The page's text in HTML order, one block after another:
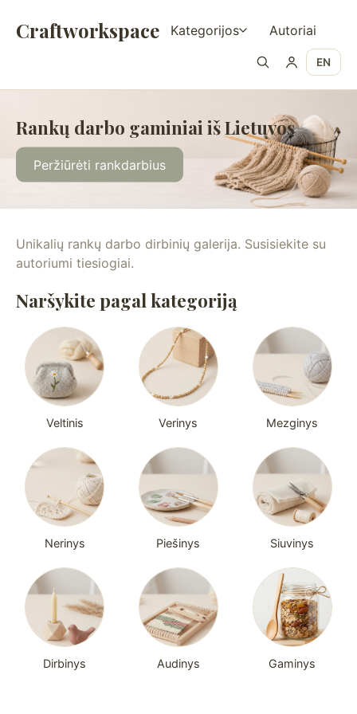
Craftworkspace Kategorijos Autoriai
EN
Rankų darbo gaminiai iš Lietuvos
Peržiūrėti rankdarbius
Unikalių rankų darbo dirbinių galerija. Susisiekite su
autoriumi tiesiogiai.
Naršykite pagal kategoriją
Veltinis Verinys Mezginys
Nerinys Piešinys Siuvinys
Dirbinys Audinys Gaminys